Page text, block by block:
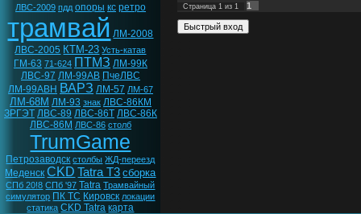
ЛВС-2009 пдд опоры кс ретро
трамвай ЛМ-2008
ЛВС-2005 КТМ-23 Усть-катав
ГМ-63 71-624 ПТМЗ ЛМ-99К
ЛВС-97 ЛМ-99АВ ПчеЛВС
ЛМ-99АВН ВАРЗ ЛМ-57 ЛМ-67
ЛМ-68М ЛМ-93 знак ЛВС-86КМ
ЗРГЭТ ЛВС-89 ЛВС-86Т ЛВС-86К
ЛВС-86М ЛВС-86 столб
TrumGame
Петрозаводск столбы ЖД-переезд
Меденск CKD Tatra T3 сборка
СПб 20!8 СПб '97 Tatra Трамвайный
симулятор ПК ТС Кировск локации
статика CKD Tatra карта
Страница 1 из 1 1